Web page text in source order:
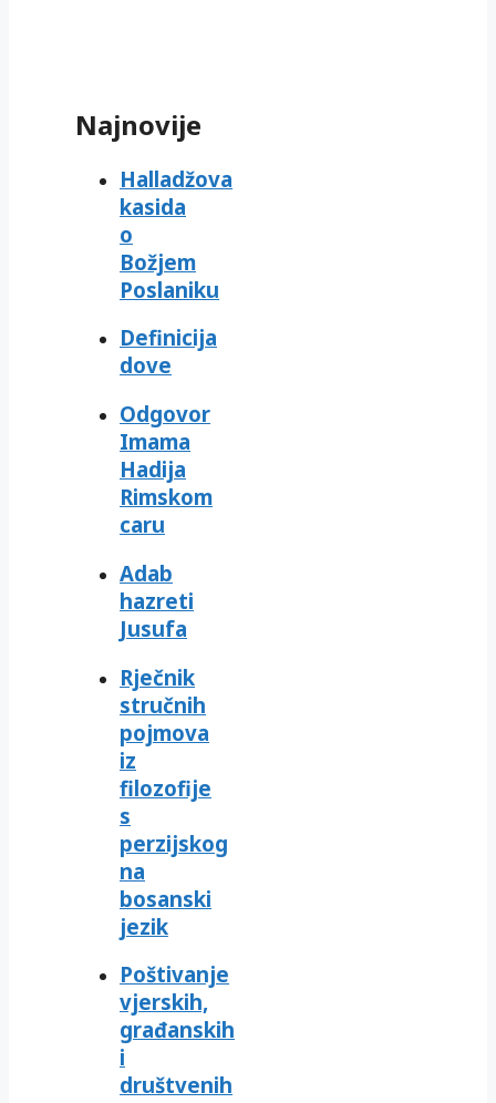
Najnovije
Halladžova
kasida
o
Božjem
Poslaniku
Definicija
dove
Odgovor
Imama
Hadija
Rimskom
caru
Adab
hazreti
Jusufa
Rječnik
stručnih
pojmova
iz
filozofije
s
perzijskog
na
bosanski
jezik
Poštivanje
vjerskih,
građanskih
i
društvenih